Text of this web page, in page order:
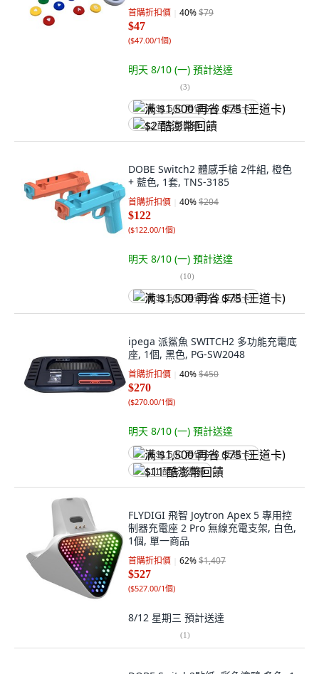
首購折扣價 40%$79
$47
($47.00/1個)
明天 8/10 (一) 預計送達
(3)
满 $1,500 再省 $75 (王道卡)
$2 酷澎幣回饋
DOBE Switch2 體感手槍 2件組, 橙色
+ 藍色, 1套, TNS-3185
首購折扣價 40%$204
$122
($122.00/1個)
明天 8/10 (一) 預計送達
(10)
满 $1,500 再省 $75 (王道卡)
ipega 派鯊魚 SWITCH2 多功能充電底
座, 1個, 黑色, PG-SW2048
首購折扣價 40%$450
$270
($270.00/1個)
明天 8/10 (一) 預計送達
满 $1,500 再省 $75 (王道卡)
$11 酷澎幣回饋
FLYDIGI 飛智 Joytron Apex 5 專用控
制器充電座 2 Pro 無線充電支架, 白色,
1個, 單一商品
首購折扣價 62%$1,407
$527
($527.00/1個)
8/12 星期三 預計送達
(1)